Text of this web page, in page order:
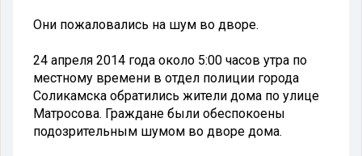
Они пожаловались на шум во дворе.
24 апреля 2014 года около 5:00 часов утра по
местному времени в отдел полиции города
Соликамска обратились жители дома по улице
Матросова. Граждане были обеспокоены
подозрительным шумом во дворе дома.